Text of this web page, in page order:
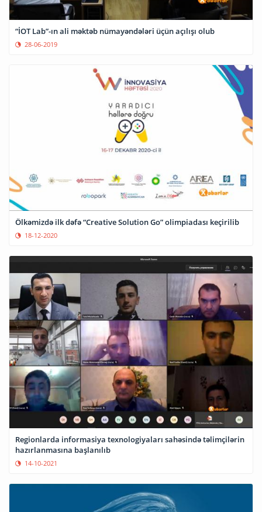
“İOT Lab”-ın ali məktəb nümayəndələri üçün açılışı olub
28-06-2019
Ölkəmizdə ilk dəfə “Creative Solution Go” olimpiadası keçirilib
18-12-2020
Regionlarda informasiya texnologiyaları sahəsində təlimçilərin
hazırlanmasına başlanılıb
14-10-2021